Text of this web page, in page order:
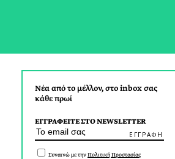
Νέα από το μέλλον, στο inbox σας
κάθε πρωί
ΕΓΓΡΑΦΕΙΤΕ ΣΤΟ NEWSLETTER
Συναινώ με τηνΠολιτική Προστασίας